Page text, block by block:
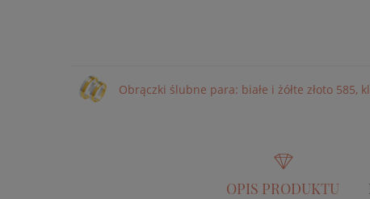
Obrączki ślubne para: białe i żółte złoto 585,
OPIS PRODUKTU